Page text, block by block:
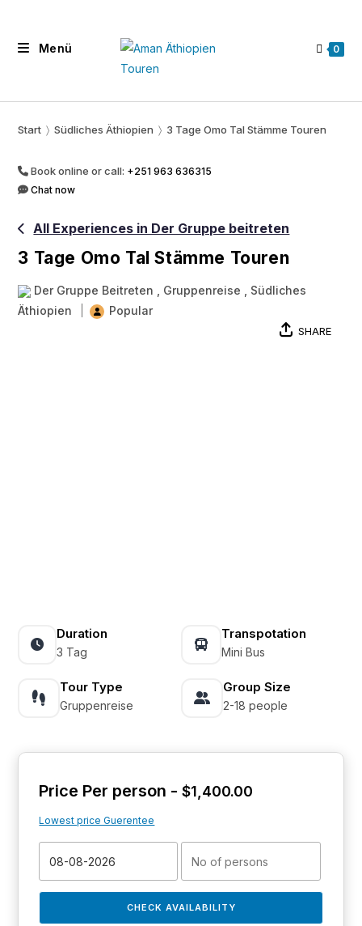
springenMenü 0
Start 〉 Südliches Äthiopien 〉 3 Tage Omo Tal Stämme Touren
Book online or call: +251 963 636315
Chat now
All Experiences in Der Gruppe beitreten
3 Tage Omo Tal Stämme Touren
Der Gruppe Beitreten , Gruppenreise
, Südliches
Äthiopien
Popular
SHARE
Duration
3 Tag
Transpotation
Mini Bus
Tour Type
Gruppenreise
Group Size
2-18 people
Price Per person -$1,400.00
Lowest price Guerentee
CHECK AVAILABILITY